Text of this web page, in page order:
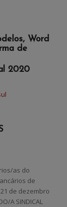
Word
de
2020
as do
de
de dezembro
A SINDICAL